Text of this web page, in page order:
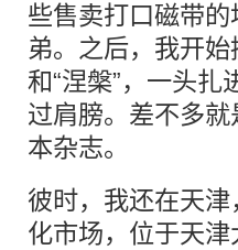
些售卖打口磁带
弟。之后，我开
和“涅槃”，一头
过肩膀。差不多
本杂志。
彼时，我还在天
化市场，位于天